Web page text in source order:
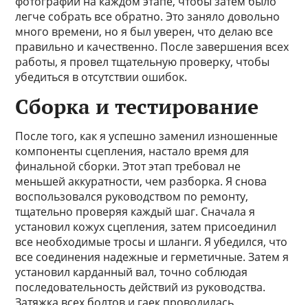
легче собрать все обратно. Это заняло довольно
много времени, но я был уверен, что делаю все
правильно и качественно. После завершения всех
работы, я провел тщательную проверку, чтобы
убедиться в отсутствии ошибок.
Сборка и тестирование
После того, как я успешно заменил изношенные
компоненты сцепления, настало время для
финальной сборки. Этот этап требовал не
меньшей аккуратности, чем разборка. Я снова
воспользовался руководством по ремонту,
тщательно проверяя каждый шаг. Сначала я
установил кожух сцепления, затем присоединил
все необходимые тросы и шланги. Я убедился, что
все соединения надежные и герметичные. Затем я
установил карданный вал, точно соблюдая
последовательность действий из руководства.